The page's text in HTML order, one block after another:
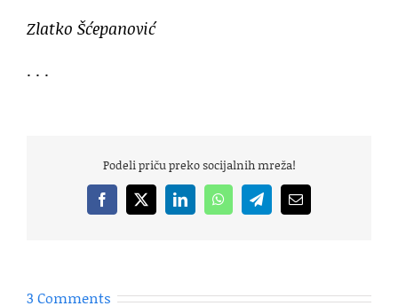
Zlatko Šćepanović
. . .
Podeli priču preko socijalnih mreža!
Facebook
X LinkedInWhatsAppTelegramEmail
3 Comments